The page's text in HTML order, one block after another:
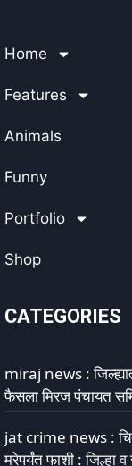
Home
Features
Animals
Funny
Portfolio
Shop
CATEGORIES
miraj news :
फैसला मिरज पंचायत
jat crime news :
मरेपर्यंत फाशी : जिल्हा